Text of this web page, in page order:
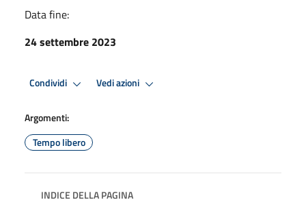
Data fine:
24 settembre 2023
Condividi Vedi azioni
Argomenti:
Tempo libero
INDICE DELLA PAGINA